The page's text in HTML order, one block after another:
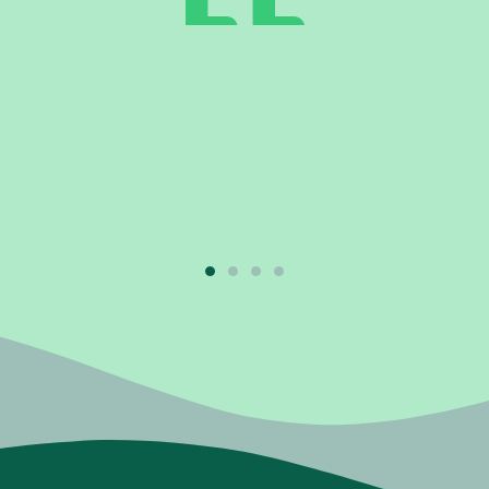
Fijn om samen na te
oplossingen."